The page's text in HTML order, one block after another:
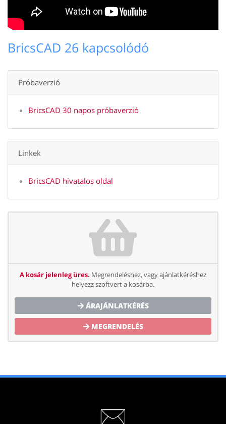
BricsCAD 26 kapcsolódó
Próbaverzió
BricsCAD 30 napos próbaverzió
Linkek
BricsCAD hivatalos oldal
A kosár jelenleg üres. Megrendeléshez, vagy ajánlatkéréshez
helyezz szoftvert a kosárba.
ÁRAJÁNLATKÉRÉS
MEGRENDELÉS